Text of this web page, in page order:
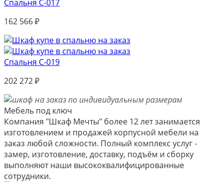
Спальня С-017
162 566₽
Спальня С-019
202 272₽
Мебель под ключ
Компания "Шкаф Мечты" более 12 лет занимается
изготовлением и продажей корпусной мебели на
заказ любой сложности. Полный комплекс услуг -
замер, изготовление, доставку, подъём и сборку
выполняют наши высококвалифицированные
сотрудники.